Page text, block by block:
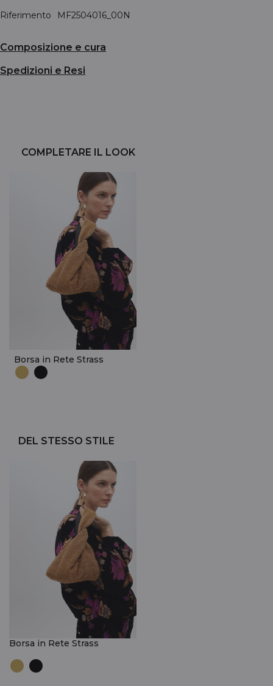
Riferimento
MF2504016_00N
Composizione e cura
Spedizioni e Resi
COMPLETARE IL LOOK
Borsa in Rete Strass
DEL STESSO STILE
Borsa in Rete Strass